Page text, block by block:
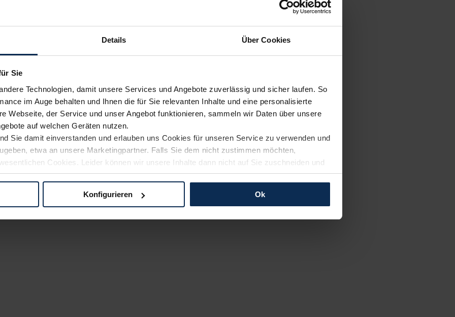
Details Über Cookies
Sie
Technologien, damit unsere Services und Angebote zuverlässig und sicher laufen. So
im Auge behalten und Ihnen die für Sie relevanten Inhalte und eine personalisierte
Webseite, der Service und unser Angebot funktionieren, sammeln wir Daten über unsere
auf welchen Geräten nutzen.
Sie damit einverstanden und erlauben uns Cookies für unseren Service zu verwenden und
etwa an unsere Marketingpartner. Falls Sie dem nicht zustimmen möchten,
Cookies. Leider können wir unsere Inhalte dann nicht auf Sie zuschneiden und
Weg zu Ihrem Neuwagen unterstützen. Sie können die Einstellungen jederzeit anpassen
der EU erfolgt, erfolgt dies ausschließlich auf der Grundlage eines
Konfigurieren Ok